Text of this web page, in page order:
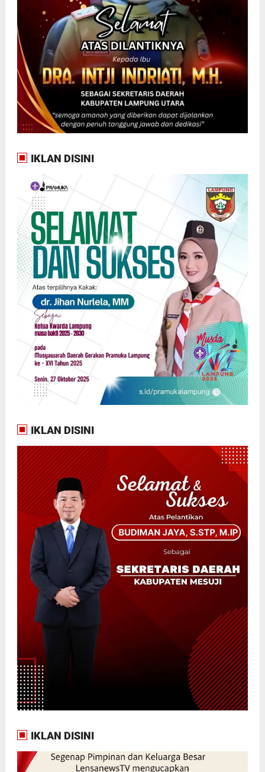
IKLAN DISINI
IKLAN DISINI
IKLAN DISINI